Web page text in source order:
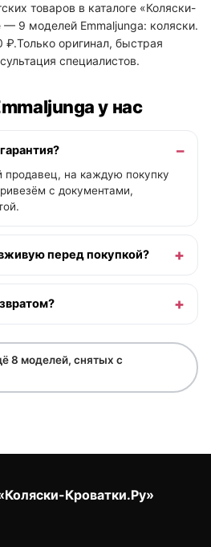
товаров в каталоге «Коляски-
— 9 моделей Emmaljunga: коляски.
оригинал, быстрая
специалистов.
у нас
на каждую покупку
с документами,
перед покупкой?
8 моделей, снятых с
Кроватки.Ру»